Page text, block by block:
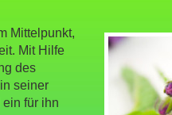
Mittelpunkt,
Mit Hilfe
des
seiner
für ihn